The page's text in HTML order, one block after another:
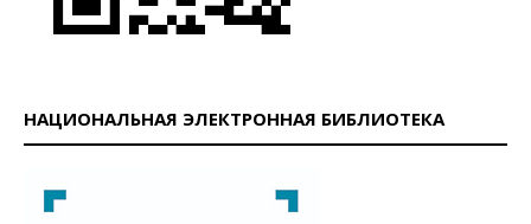
НАЦИОНАЛЬНАЯ ЭЛЕКТРОННАЯ БИБЛИОТЕКА